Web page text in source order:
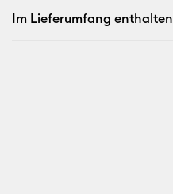
Im Lieferumfang enthalten